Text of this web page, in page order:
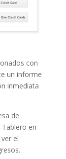
con
un informe
inmediata
de
en
el